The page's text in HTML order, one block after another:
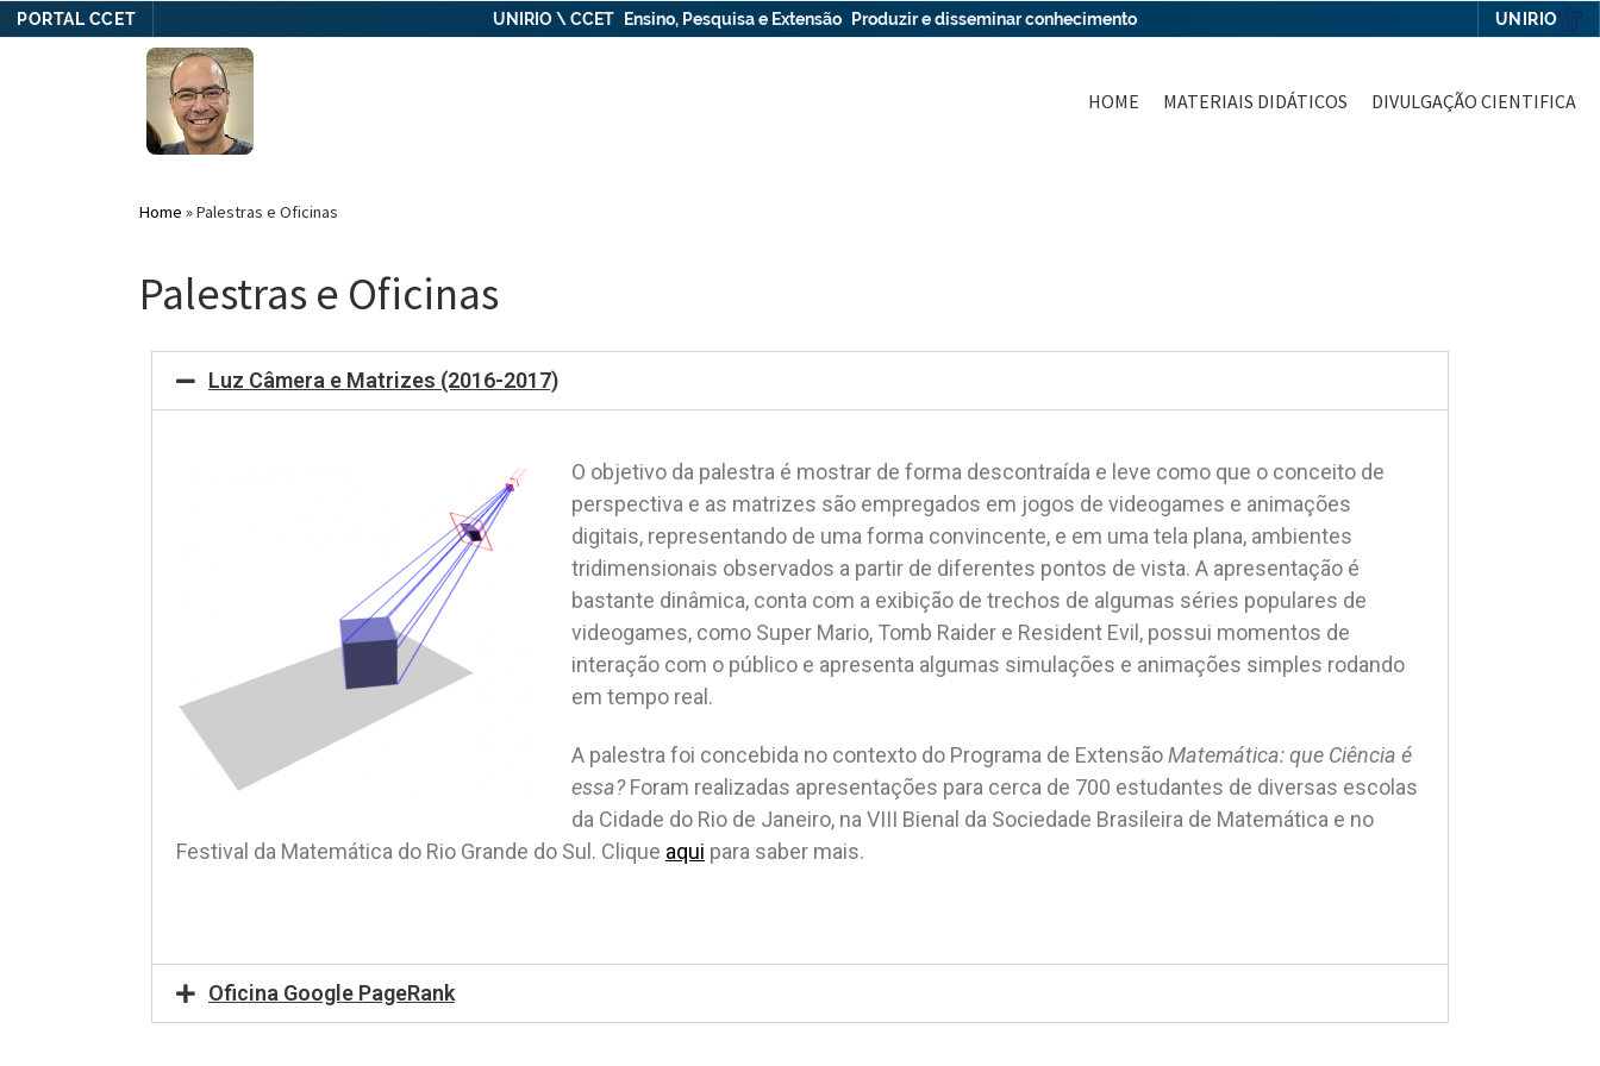
PORTAL CCET UNIRIO \ CCET Ensino, Pesquisa e Extensão Produzir e disseminar conhecimento UNIRIO
HOME MATERIAIS DIDÁTICOS DIVULGAÇÃO CIENTIFICA
Home »Palestras e Oficinas
Palestras e Oficinas
Luz Câmera e Matrizes (2016-2017)
O objetivo da palestra é mostrar de forma descontraída e leve como que o conceito de
perspectiva e as matrizes são empregados em jogos de videogames e animações
digitais, representando de uma forma convincente, e em uma tela plana, ambientes
tridimensionais observados a partir de diferentes pontos de vista. A apresentação é
bastante dinâmica, conta com a exibição de trechos de algumas séries populares de
videogames, como Super Mario, Tomb Raider e Resident Evil, possui momentos de
interação com o público e apresenta algumas simulações e animações simples rodando
em tempo real.
A palestra foi concebida no contexto do Programa de ExtensãoMatemática: que Ciência é
essa?Foram realizadas apresentações para cerca de 700 estudantes de diversas escolas
da Cidade do Rio de Janeiro, na VIII Bienal da Sociedade Brasileira de Matemática e no
Festival da Matemática do Rio Grande do Sul. Clique aqui para saber mais.
Oficina Google PageRank